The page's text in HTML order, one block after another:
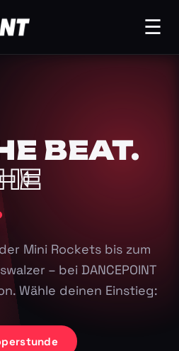
☰
BEAT.
Mini Rockets bis zum
– bei DANCEPOINT
Wähle deinen Einstieg: